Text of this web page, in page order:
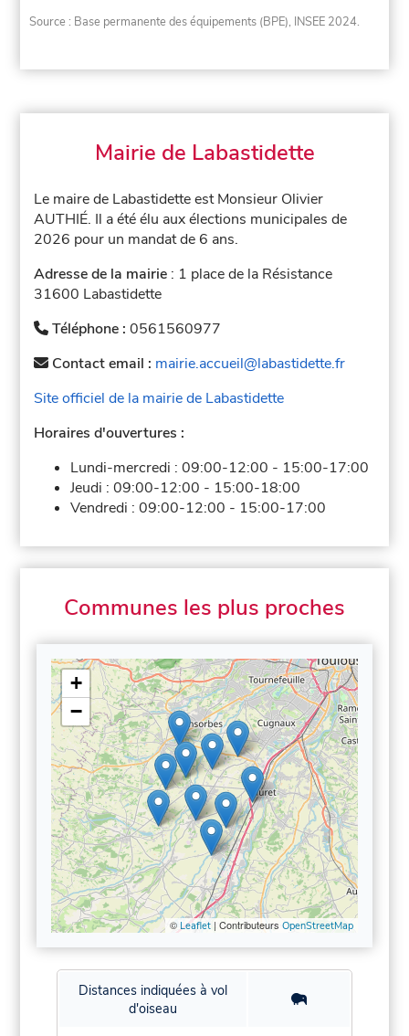
Source : Base permanente des équipements (BPE), INSEE 2024.
Mairie de Labastidette
Le maire de Labastidette est Monsieur Olivier
AUTHIÉ. Il a été élu aux élections municipales de
2026 pour un mandat de 6 ans.
Adresse de la mairie : 1 place de la Résistance
31600 Labastidette
Téléphone :0561560977
Contact email : mairie.accueil@labastidette.fr
Site officiel de la mairie de Labastidette
Horaires d'ouvertures :
Lundi-mercredi :09:00-12:00 - 15:00-17:00
Jeudi :09:00-12:00 - 15:00-18:00
Vendredi :09:00-12:00 - 15:00-17:00
Communes les plus proches
+
−
© Leaflet| Contributeurs OpenStreetMap
Distances indiquées à vol
d'oiseau